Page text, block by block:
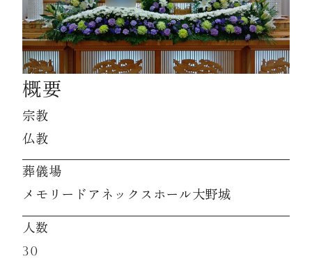
施設案内
お知らせ
資料請求
お見積もり
お問合わせ
概要
宗教
仏教
葬儀場
メモリードアネックスホール大野城
人数
30